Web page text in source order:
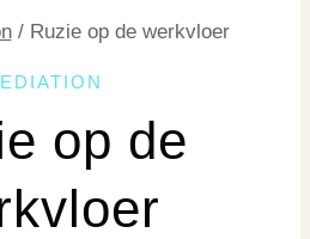
/ Ruzie op de werkvloer
op de